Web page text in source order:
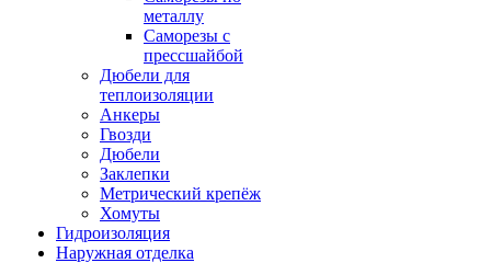
металлу
Саморезы с
прессшайбой
Дюбели для
теплоизоляции
Анкеры
Гвозди
Дюбели
Заклепки
Метрический крепёж
Хомуты
Гидроизоляция
Наружная отделка